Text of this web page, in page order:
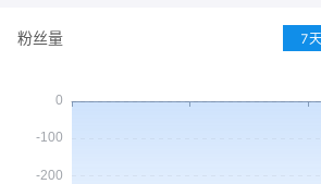
粉丝量 7天